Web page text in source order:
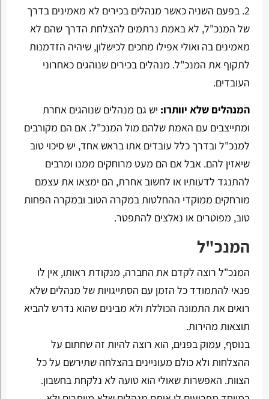
2. בפעם השניה כאשר מנהלים בכירים לא מאמינים בדרך
של המנכ"ל, לא באמת נרתמים להצלחת הדרך שהם לא
מאמינים בה ואולי אפילו מחכים לכישלון, שיהיה הזדמנות
לתקוף את המנכ"ל. מנהלים בכירים שנוהגים כאחרוני
העובדים.
המנהלים שלא יוותרו: יש גם מנהלים שנוהגים אחרת
ומתייצבים עם האמת שלהם מול המנכ"ל. אם הם מקורבים
למנכ"ל ובדרך כלל עובדים אתו בראש אחד, יש סיכוי טוב
שיאזין להם. אבל אם הם מעט מרוחקים ממנו ומרבים
להתנגד לדעותיו או לחשוב אחרת, הם ימצאו את עצמם
מורחקים ממוקדי ההחלטות במקרה הטוב ובמקרה הפחות
טוב, מפוטרים או נאלצים להתפטר.
המנכ"ל
המנכ"ל רוצה לקדם את החברה, מנקודת ראותו, אין לו
פנאי להתמודד כל הזמן עם הסתייגויות של מנהלים שלא
רואים את התמונה הכוללת ולא מבינים שהוא נדרש להביא
תוצאות מהירות.
בנוסף, עמוק בפנים, הוא רוצה להיות זה שחתום על
ההצלחות ולא כולם מעוניינים בהצלחה שתירשם על כל
הצוות. האפשרות שאולי הוא טועה לא נלקחת בחשבון.